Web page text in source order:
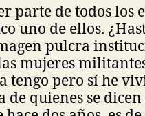
parte de todos los
uno de ellos.
pulcra
mujeres
tengo pero sí he
quienes se dicen